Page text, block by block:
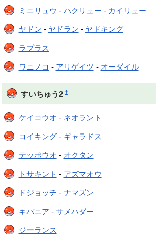
ミニリュウ - ハクリュー - カイリュー
ヤドン - ヤドラン - ヤドキング
ラプラス
ワニノコ - アリゲイツ - オーダイル
すいちゅう2 †
ケイコウオ - ネオラント
コイキング- ギャラドス
テッポウオ - オクタン
トサキント - アズマオウ
ドジョッチ - ナマズン
キバニア - サメハダー
ジーランス